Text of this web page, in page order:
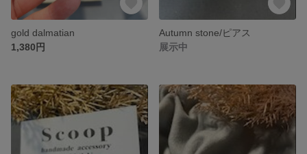
gold dalmatian
1,380円
Autumn stone/ピアス
展示中